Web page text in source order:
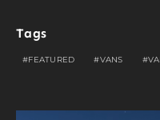
Tags
FEATURED VANS